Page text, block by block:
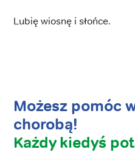
Lubię wiosnę i słońce.
Możesz pomóc
chorobą!
Każdy kiedyś